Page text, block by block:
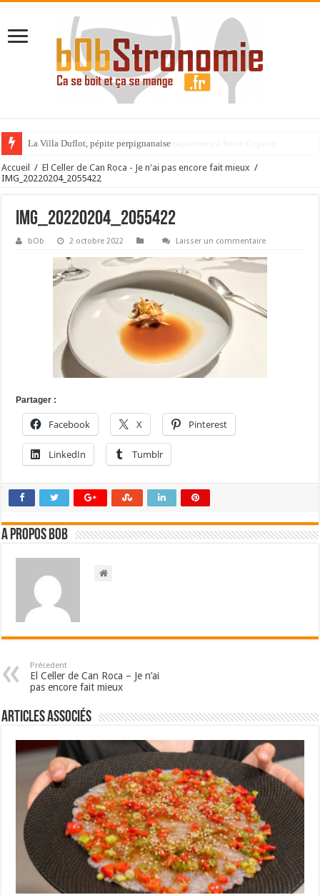
La Villa Duflot, pépite perpignanaise
Accueil / El Celler de Can Roca - Je n'ai pas encore fait mieux /
IMG_20220204_2055422
IMG_20220204_2055422
bOb 2 octobre 2022 Laisser un commentaire
Partager :
Facebook X Pinterest
LinkedIn Tumblr
A propos bOb
Précedent
El Celler de Can Roca – Je n’ai
pas encore fait mieux
Articles associés